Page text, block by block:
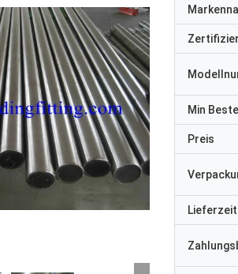
Min
Preis
Lieferzeit